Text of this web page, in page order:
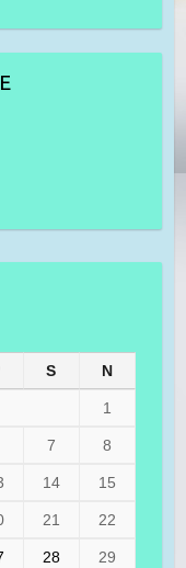
S N
1
7 8
14 15
21 22
28 29